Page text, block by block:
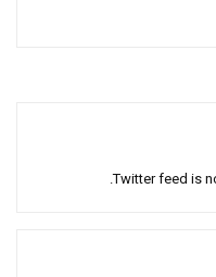
Twitter feed is